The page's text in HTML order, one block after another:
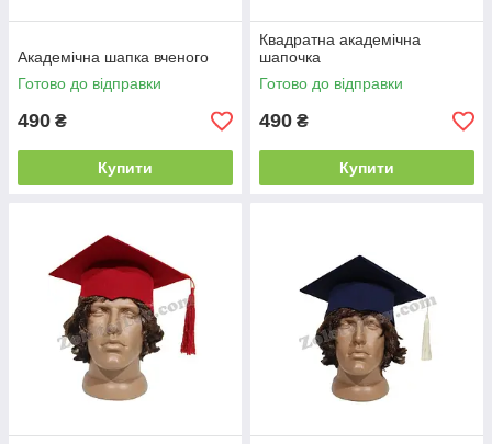
Академічна шапка вченого
Готово до відправки
490 ₴
Купити
Квадратна академічна
шапочка
Готово до відправки
490 ₴
Купити